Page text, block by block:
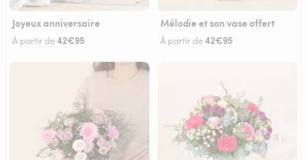
Joyeux anniversaire
À partir de42€95
Mélodie et son vase offert
À partir de42€95